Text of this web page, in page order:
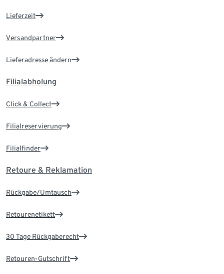
Lieferzeit
Versandpartner
Lieferadresse ändern
Filialabholung
Click & Collect
Filialreservierung
Filialfinder
Retoure & Reklamation
Rückgabe/Umtausch
Retourenetikett
30 Tage Rückgaberecht
Retouren-Gutschrift